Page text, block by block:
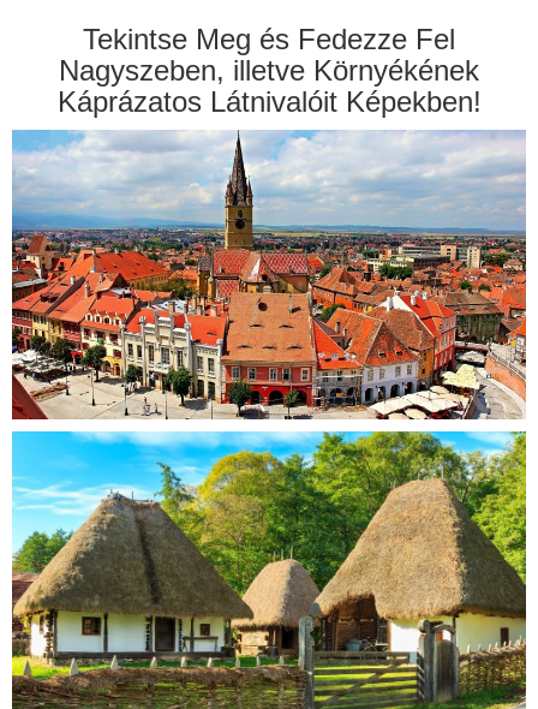
Tekintse Meg és Fedezze Fel
Nagyszeben, illetve Környékének
Káprázatos Látnivalóit Képekben!